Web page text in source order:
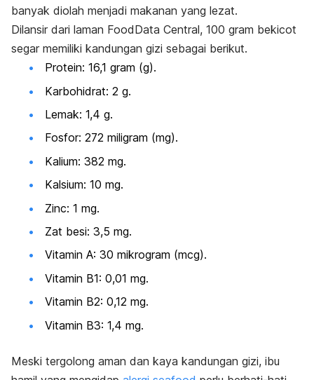
banyak diolah menjadi makanan yang lezat.
Dilansir dari laman FoodData Central, 100 gram bekicot
segar memiliki kandungan gizi sebagai berikut.
Protein: 16,1 gram (g).
Karbohidrat: 2 g.
Lemak: 1,4 g.
Fosfor: 272 miligram (mg).
Kalium: 382 mg.
Kalsium: 10 mg.
Zinc: 1 mg.
Zat besi: 3,5 mg.
Vitamin A: 30 mikrogram (mcg).
Vitamin B1: 0,01 mg.
Vitamin B2: 0,12 mg.
Vitamin B3: 1,4 mg.
Meski tergolong aman dan kaya kandungan gizi, ibu